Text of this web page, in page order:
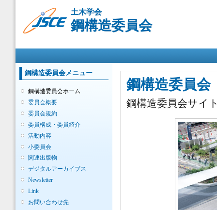
ツ
土木学会
鋼構造委員会
鋼構造委員会メニュー
鋼構造委員会ホーム
委員会概要
委員会規約
委員構成・委員紹介
活動内容
小委員会
関連出版物
デジタルアーカイブス
Newsletter
Link
お問い合わせ先
鋼構造委員会
鋼構造委員会サイ